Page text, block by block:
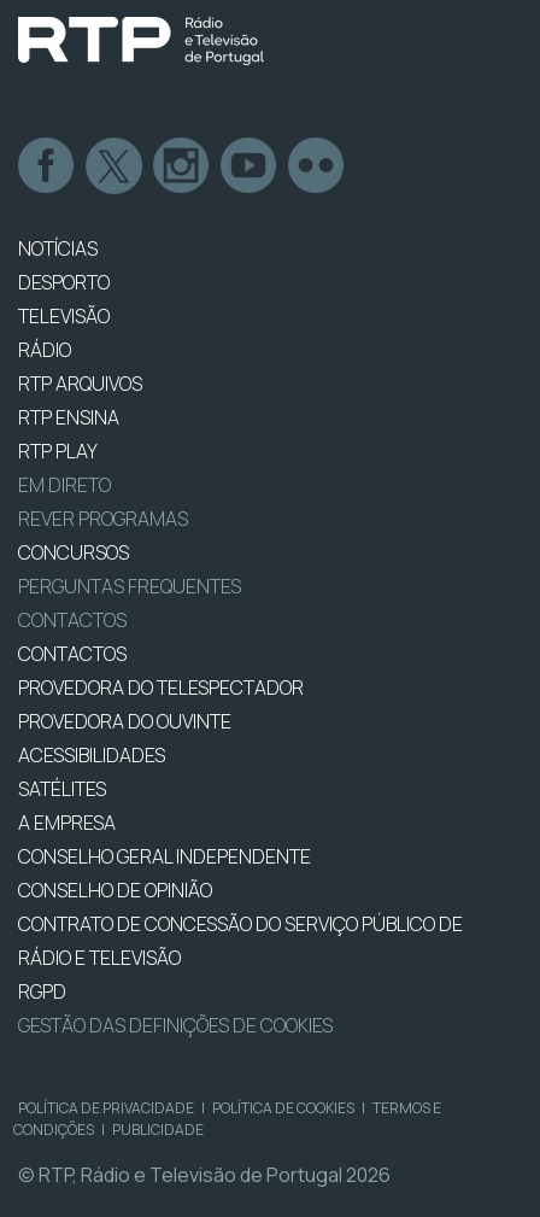
NOTÍCIAS
DESPORTO
TELEVISÃO
RÁDIO
RTP ARQUIVOS
RTP ENSINA
RTP PLAY
EM DIRETO
REVER PROGRAMAS
CONCURSOS
PERGUNTAS FREQUENTES
CONTACTOS
CONTACTOS
PROVEDORA DO TELESPECTADOR
PROVEDORA DO OUVINTE
ACESSIBILIDADES
SATÉLITES
A EMPRESA
CONSELHO GERAL INDEPENDENTE
CONSELHO DE OPINIÃO
CONTRATO DE CONCESSÃO DO SERVIÇO PÚBLICO DE
RÁDIO E TELEVISÃO
RGPD
GESTÃO DAS DEFINIÇÕES DE COOKIES
POLÍTICA DE PRIVACIDADE | POLÍTICA DE COOKIES | TERMOS E
CONDIÇÕES | PUBLICIDADE
© RTP, Rádio e Televisão de Portugal 2026